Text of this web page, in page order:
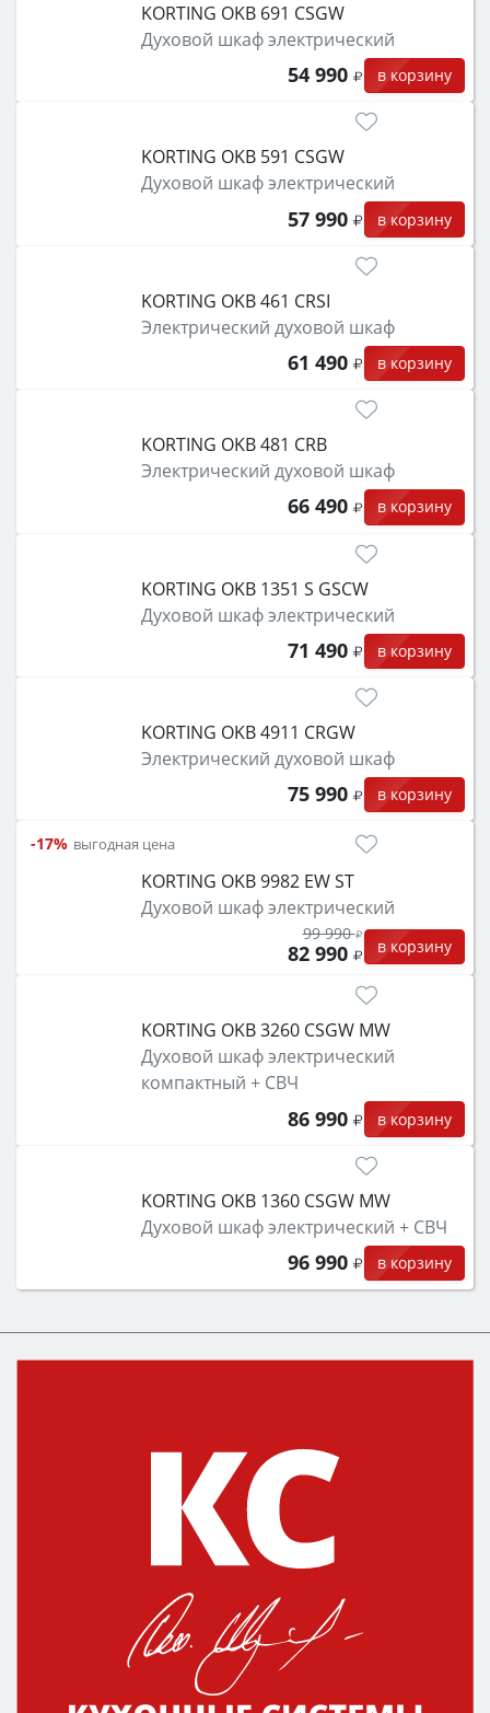
KORTING OKB 691 CSGW
Духовой шкаф электрический
54 990 в корзину
KORTING OKB 591 CSGW
Духовой шкаф электрический
57 990 в корзину
KORTING OKB 461 CRSI
Электрический духовой шкаф
61 490 в корзину
KORTING OKB 481 CRB
Электрический духовой шкаф
66 490 в корзину
KORTING OKB 1351 S GSCW
Духовой шкаф электрический
71 490 в корзину
KORTING OKB 4911 CRGW
Электрический духовой шкаф
75 990 в корзину
-17% выгодная цена
KORTING OKB 9982 EW ST
Духовой шкаф электрический
99 990
82 990 в корзину
KORTING OKB 3260 CSGW MW
Духовой шкаф электрический
компактный + СВЧ
86 990 в корзину
KORTING OKB 1360 CSGW MW
Духовой шкаф электрический + СВЧ
96 990 в корзину